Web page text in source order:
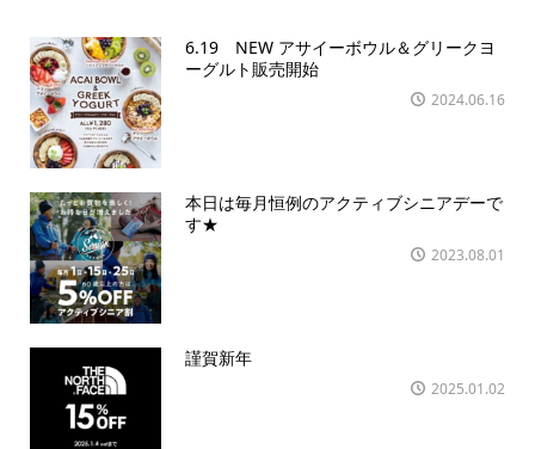
6.19 NEW アサイーボウル＆グリークヨ
ーグルト販売開始
2024.06.16
本日は毎月恒例のアクティブシニアデーで
す★
2023.08.01
謹賀新年
2025.01.02